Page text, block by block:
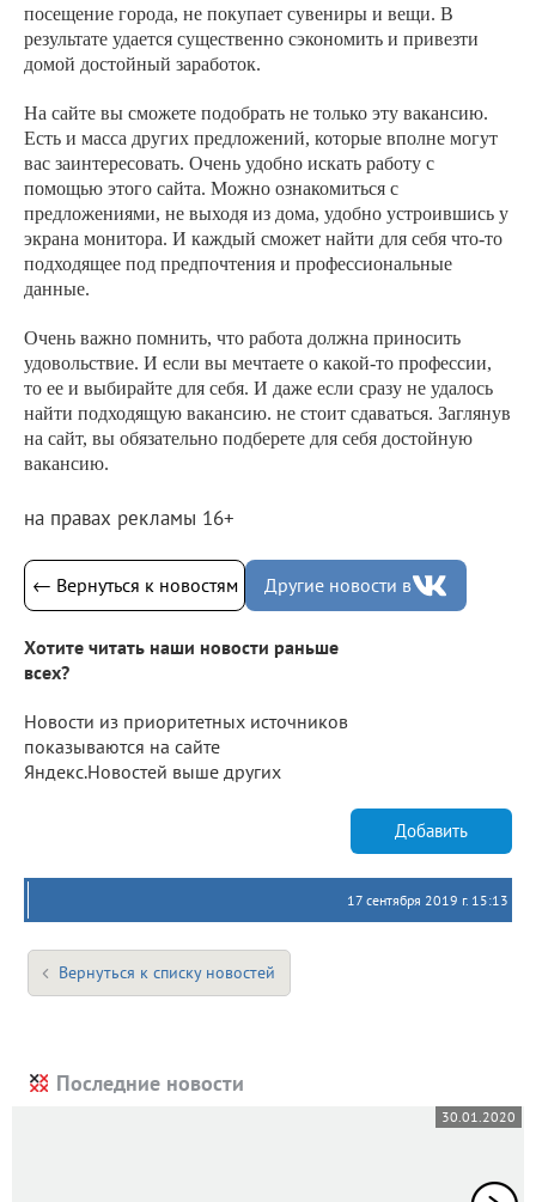
посещение города, не покупает сувениры и вещи. В
результате удается существенно сэкономить и привезти
домой достойный заработок.
На сайте вы сможете подобрать не только эту вакансию.
Есть и масса других предложений, которые вполне могут
вас заинтересовать. Очень удобно искать работу с
помощью этого сайта. Можно ознакомиться с
предложениями, не выходя из дома, удобно устроившись у
экрана монитора. И каждый сможет найти для себя что-то
подходящее под предпочтения и профессиональные
данные.
Очень важно помнить, что работа должна приносить
удовольствие. И если вы мечтаете о какой-то профессии,
то ее и выбирайте для себя. И даже если сразу не удалось
найти подходящую вакансию. не стоит сдаваться. Заглянув
на сайт, вы обязательно подберете для себя достойную
вакансию.
на правах рекламы 16+
← Вернуться к новостям Другие новости в
Хотите читать наши новости раньше
всех?
Новости из приоритетных источников
показываются на сайте
Яндекс.Новостей выше других
Добавить
17 сентября 2019 г. 15:13
Вернуться к списку новостей
Последние новости
30.01.2020